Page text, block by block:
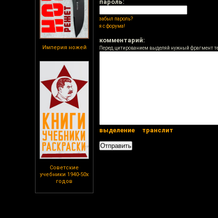
Империя ножей
Советские
учебники 1940-50х
годов
пароль:
забыл пароль?
я с форума!
комментарий:
Перед цитированием выделяй нужный фрагмент
выделение транслит